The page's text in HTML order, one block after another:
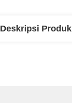
Deskripsi Produk